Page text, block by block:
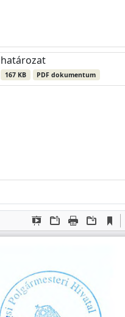
határozat
167 KB PDF dokumentum